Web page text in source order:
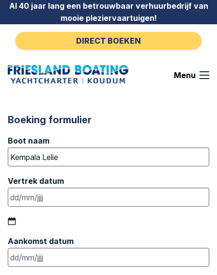
Ga naar de inhoud
Al 40 jaar lang een betrouwbaar verhuurbedrijf van
mooie pleziervaartuigen!
DIRECT BOEKEN
Menu
Boeking formulier
Boot naam
Vertrek datum
slash
MM
slash
Aankomst datum